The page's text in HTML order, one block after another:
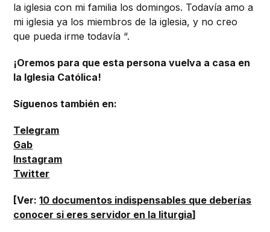
la iglesia con mi familia los domingos. Todavía amo a
mi iglesia ya los miembros de la iglesia, y no creo
que pueda irme todavía “.
¡Oremos para que esta persona vuelva a casa en
la Iglesia Católica!
Síguenos también en:
Telegram
Gab
Instagram
Twitter
[Ver:10 documentos indispensables que deberías
conocer si eres servidor en la liturgia]